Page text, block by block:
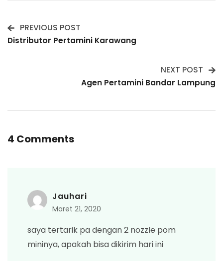
Post
PREVIOUS POST
Distributor Pertamini Karawang
NEXT POST
Agen Pertamini Bandar Lampung
4 Comments
Jauhari
Maret 21, 2020
saya tertarik pa dengan 2 nozzle pom
mininya, apakah bisa dikirim hari ini